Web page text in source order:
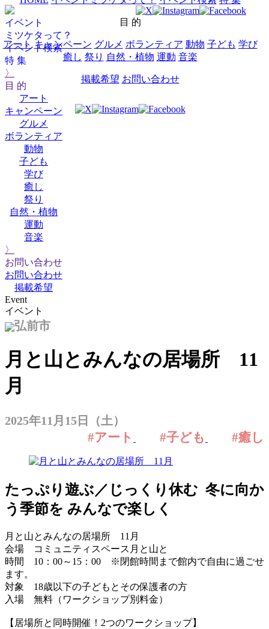
イベント
ミツケタって？
イベント検索
特 集
〉
目 的
アート
キャンペーン
グルメ
ボランティア
動物
子ども
学び
癒し
祭り
自然・植物
運動
音楽
〉
お問い合わせ
お問い合わせ
掲載希望
目 的
アート キャンペーン グルメ ボランティア 動物 子ども 学び
癒し 祭り 自然・植物 運動 音楽
掲載希望 お問い合わせ
Event
イベント
弘前市
月と山とみんなの居場所 11
月
2025年11月15日（土）
#アート #子ども #癒し
たっぷり遊ぶ／じっくり休む 冬に向か
う季節を みんなで楽しく
月と山とみんなの居場所 11月
会場 コミュニティスペース月と山と
時間 10：00～15：00 ※閉館時間まで館内で自由に過ごせ
ます。
対象 18歳以下の子どもとその保護者の方
入場 無料（ワークショップ別料金）
【居場所と同時開催！2つのワークショップ】